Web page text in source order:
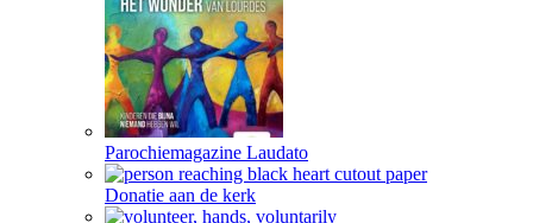
Parochiemagazine Laudato
Donatie aan de kerk